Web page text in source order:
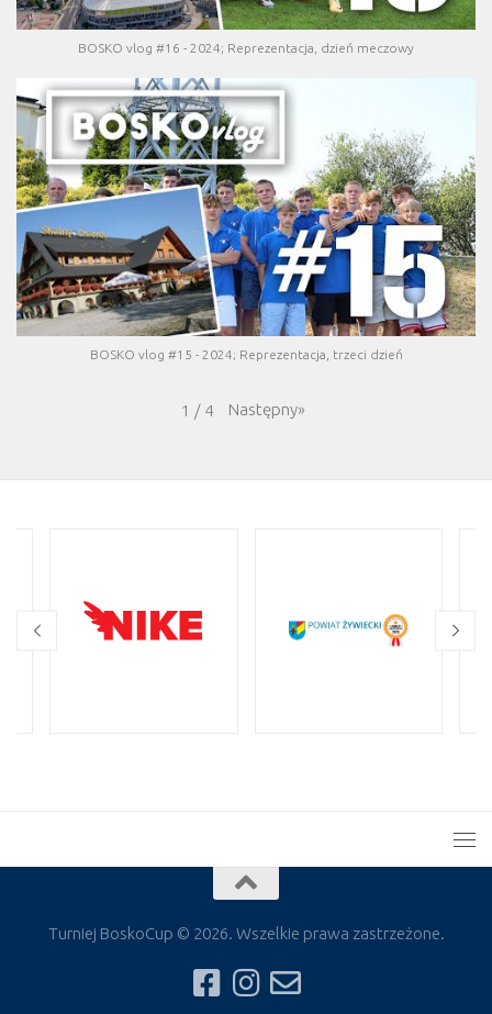
BOSKO vlog #16 - 2024; Reprezentacja, dzień meczowy
BOSKO vlog #15 - 2024; Reprezentacja, trzeci dzień
1 / 4 Następny»
Turniej BoskoCup © 2026. Wszelkie prawa zastrzeżone.